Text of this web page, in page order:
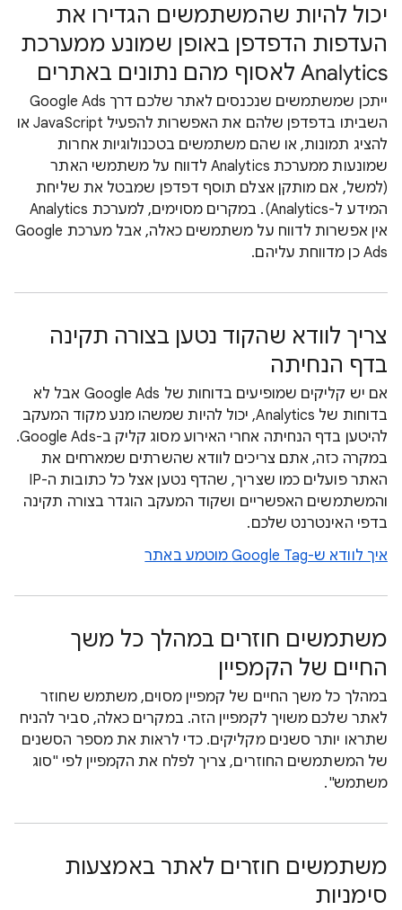
יכול להיות שהמשתמשים הגדירו את
העדפות הדפדפן באופן שמונע ממערכת
Analytics לאסוף מהם נתונים באתרים
ייתכן שמשתמשים שנכנסים לאתר שלכם דרך Google Ads
השביתו בדפדפן שלהם את האפשרות להפעיל JavaScript או
להציג תמונות, או שהם משתמשים בטכנולוגיות אחרות
שמונעות ממערכת Analytics לדווח על משתמשי האתר
(למשל, אם מותקן אצלם תוסף דפדפן שמבטל את שליחת
המידע ל-Analytics). במקרים מסוימים, למערכת Analytics
אין אפשרות לדווח על משתמשים כאלה, אבל מערכת Google
Ads כן מדווחת עליהם.
צריך לוודא שהקוד נטען בצורה תקינה
בדף הנחיתה
אם יש קליקים שמופיעים בדוחות של Google Ads אבל לא
בדוחות של Analytics, יכול להיות שמשהו מנע מקוד המעקב
להיטען בדף הנחיתה אחרי האירוע מסוג קליק ב-Google Ads.
במקרה כזה, אתם צריכים לוודא שהשרתים שמארחים את
האתר פועלים כמו שצריך, שהדף נטען אצל כל כתובות ה-IP
והמשתמשים האפשריים ושקוד המעקב הוגדר בצורה תקינה
בדפי האינטרנט שלכם.
איך לוודא ש-Google Tag מוטמע באתר
משתמשים חוזרים במהלך כל משך
החיים של הקמפיין
במהלך כל משך החיים של קמפיין מסוים, משתמש שחוזר
לאתר שלכם משויך לקמפיין הזה. במקרים כאלה, סביר להניח
שתראו יותר סשנים מקליקים. כדי לראות את מספר הסשנים
של המשתמשים החוזרים, צריך לפלח את הקמפיין לפי "סוג
משתמש".
משתמשים חוזרים לאתר באמצעות
סימניות